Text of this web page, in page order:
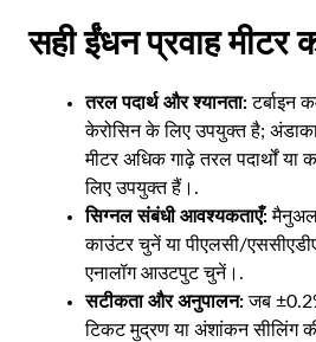
सही ईंधन प्रवाह मीटर
तरल पदार्थ और श्यानता:टर्बाइन
केरोसिन के लिए उपयुक्त है;
मीटर अधिक गाढ़े तरल पदार्थों या
लिए उपयुक्त हैं।.
सिग्नल संबंधी आवश्यकताएँ:मैनुअल
काउंटर चुनें या पीएलसी/
एनालॉग आउटपुट चुनें।.
सटीकता और अनुपालन:जब
टिकट मुद्रण या अंशांकन सीलिंग